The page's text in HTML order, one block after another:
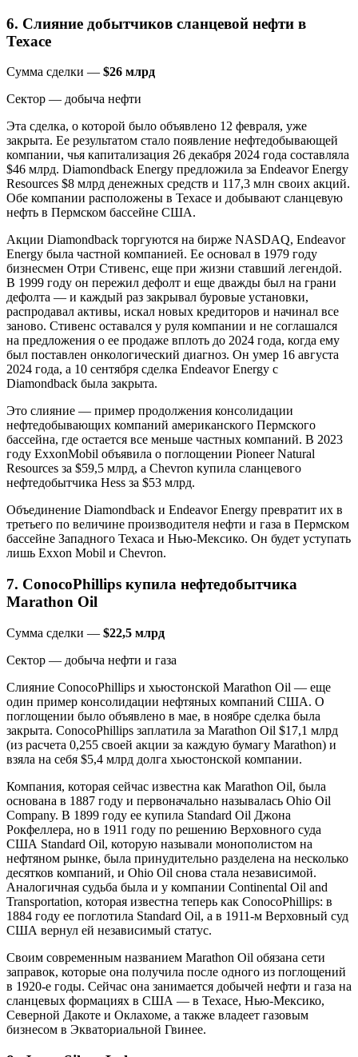
6. Слияние добытчиков сланцевой нефти в
Техасе
Сумма сделки — $26 млрд
Сектор — добыча нефти
Эта сделка, о которой было объявлено 12 февраля, уже
закрыта. Ее результатом стало появление нефтедобывающей
компании, чья капитализация 26 декабря 2024 года составляла
$46 млрд. Diamondback Energy предложила за Endeavor Energy
Resources $8 млрд денежных средств и 117,3 млн своих акций.
Обе компании расположены в Техасе и добывают сланцевую
нефть в Пермском бассейне США.
Акции Diamondback торгуются на бирже NASDAQ, Endeavor
Energy была частной компанией. Ее основал в 1979 году
бизнесмен Отри Стивенс, еще при жизни ставший легендой.
В 1999 году он пережил дефолт и еще дважды был на грани
дефолта — и каждый раз закрывал буровые установки,
распродавал активы, искал новых кредиторов и начинал все
заново. Стивенс оставался у руля компании и не соглашался
на предложения о ее продаже вплоть до 2024 года, когда ему
был поставлен онкологический диагноз. Он умер 16 августа
2024 года, а 10 сентября сделка Endeavor Energy с
Diamondback была закрыта.
Это слияние — пример продолжения консолидации
нефтедобывающих компаний американского Пермского
бассейна, где остается все меньше частных компаний. В 2023
году ExxonMobil объявила о поглощении Pioneer Natural
Resources за $59,5 млрд, а Chevron купила сланцевого
нефтедобытчика Hess за $53 млрд.
Объединение Diamondback и Endeavor Energy превратит их в
третьего по величине производителя нефти и газа в Пермском
бассейне Западного Техаса и Нью-Мексико. Он будет уступать
лишь Exxon Mobil и Chevron.
7. ConocoPhillips купила нефтедобытчика
Marathon Oil
Сумма сделки — $22,5 млрд
Сектор — добыча нефти и газа
Слияние ConocoPhillips и хьюстонской Marathon Oil — еще
один пример консолидации нефтяных компаний США. О
поглощении было объявлено в мае, в ноябре сделка была
закрыта. ConocoPhillips заплатила за Marathon Oil $17,1 млрд
(из расчета 0,255 своей акции за каждую бумагу Marathon) и
взяла на себя $5,4 млрд долга хьюстонской компании.
Компания, которая сейчас известна как Marathon Oil, была
основана в 1887 году и первоначально называлась Ohio Oil
Company. В 1899 году ее купила Standard Oil Джона
Рокфеллера, но в 1911 году по решению Верховного суда
США Standard Oil, которую называли монополистом на
нефтяном рынке, была принудительно разделена на несколько
десятков компаний, и Ohio Oil снова стала независимой.
Аналогичная судьба была и у компании Continental Oil and
Transportation, которая известна теперь как ConocoPhillips: в
1884 году ее поглотила Standard Oil, а в 1911-м Верховный суд
США вернул ей независимый статус.
Своим современным названием Marathon Oil обязана сети
заправок, которые она получила после одного из поглощений
в 1920-е годы. Сейчас она занимается добычей нефти и газа на
сланцевых формациях в США — в Техасе, Нью-Мексико,
Северной Дакоте и Оклахоме, а также владеет газовым
бизнесом в Экваториальной Гвинее.